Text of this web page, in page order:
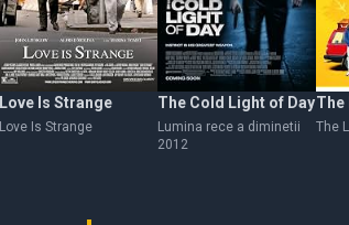
Love Is Strange
Love Is Strange
The Cold Light of Day
Lumina rece a diminetii
2012
The
The